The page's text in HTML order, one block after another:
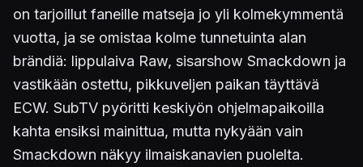
on tarjoillut faneille matseja jo yli kolmekymmentä
vuotta, ja se omistaa kolme tunnetuinta alan
brändiä: lippulaiva Raw, sisarshow Smackdown ja
vastikään ostettu, pikkuveljen paikan täyttävä
ECW. SubTV pyöritti keskiyön ohjelmapaikoilla
kahta ensiksi mainittua, mutta nykyään vain
Smackdown näkyy ilmaiskanavien puolelta.